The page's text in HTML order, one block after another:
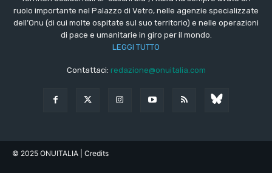
ruolo importante nel Palazzo di Vetro, nelle agenzie specializzate
dell’Onu (di cui molte ospitate sul suo territorio) e nelle operazioni
di pace e umanitarie in giro per il mondo.
LEGGI TUTTO
Contattaci: redazione@onuitalia.com
© 2025 ONUITALIA | Credits